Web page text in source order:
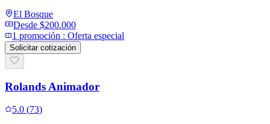
El Bosque
Desde $200.000
1 promoción : Oferta especial
Solicitar cotización
Rolands Animador
5.0 (73)